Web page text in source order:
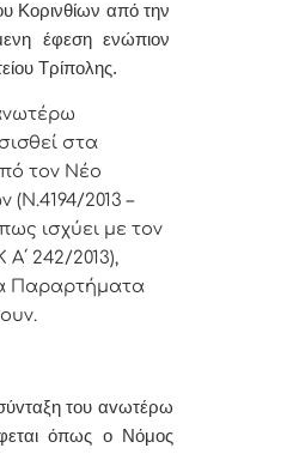
Κορινθίων από την
έφεση ενώπιον
Τρίπολης.
στα
τον Νέο
(Ν.4194/2013 –
ισχύει με τον
Α΄ 242/2013),
Παραρτήματα
τoυ αvωτέρω
όπως o Νόμoς